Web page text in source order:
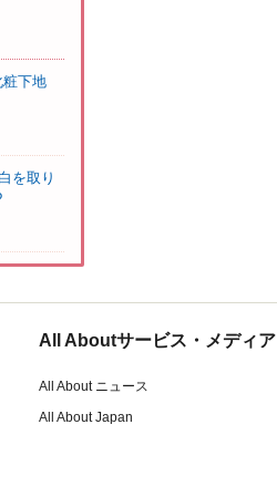
下地
を取り
All Aboutサービス・メディア
All About ニュース
All About Japan